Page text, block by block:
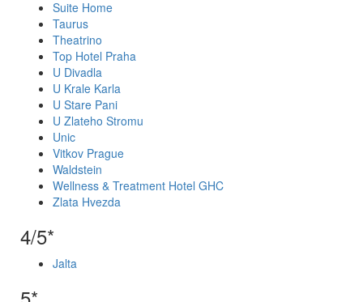
Suite Home
Taurus
Theatrino
Top Hotel Praha
U Divadla
U Krale Karla
U Stare Pani
U Zlateho Stromu
Unic
Vitkov Prague
Waldstein
Wellness & Treatment Hotel GHC
Zlata Hvezda
4/5*
Jalta